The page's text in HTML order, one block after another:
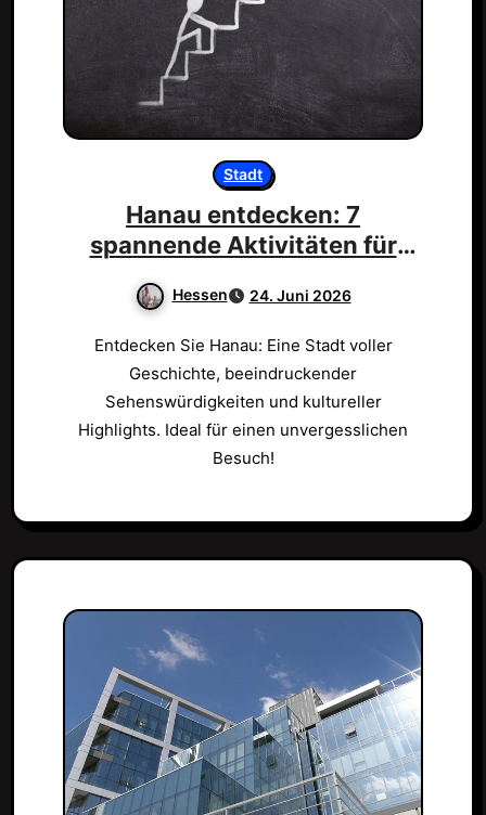
Stadt
Hanau entdecken: 7
spannende Aktivitäten für
Hessen 24. Juni 2026
Entdecken Sie Hanau: Eine Stadt voller
Geschichte, beeindruckender
Sehenswürdigkeiten und kultureller
Highlights. Ideal für einen unvergesslichen
Besuch!